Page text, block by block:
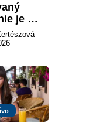
je
kedy
žiadať